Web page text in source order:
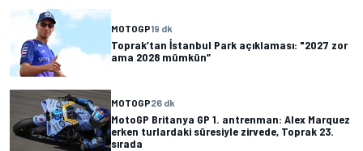
MOTOGP19 dk
Toprak’tan İstanbul Park açıklaması: "2027 zor
ama 2028 mümkün”
MOTOGP26 dk
MotoGP Britanya GP 1. antrenman: Alex Marquez
erken turlardaki süresiyle zirvede, Toprak 23.
sırada